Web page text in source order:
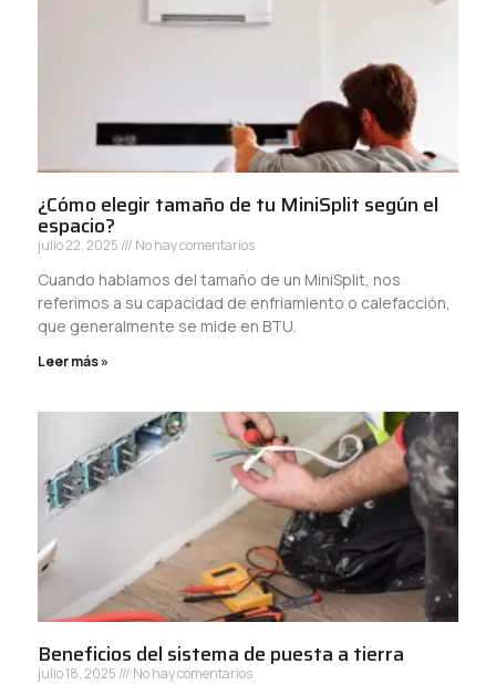
¿Cómo elegir tamaño de tu MiniSplit según el
espacio?
julio 22, 2025 No hay comentarios
Cuando hablamos del tamaño de un MiniSplit, nos
referimos a su capacidad de enfriamiento o calefacción,
que generalmente se mide en BTU.
Leer más »
Beneficios del sistema de puesta a tierra
julio 18, 2025 No hay comentarios